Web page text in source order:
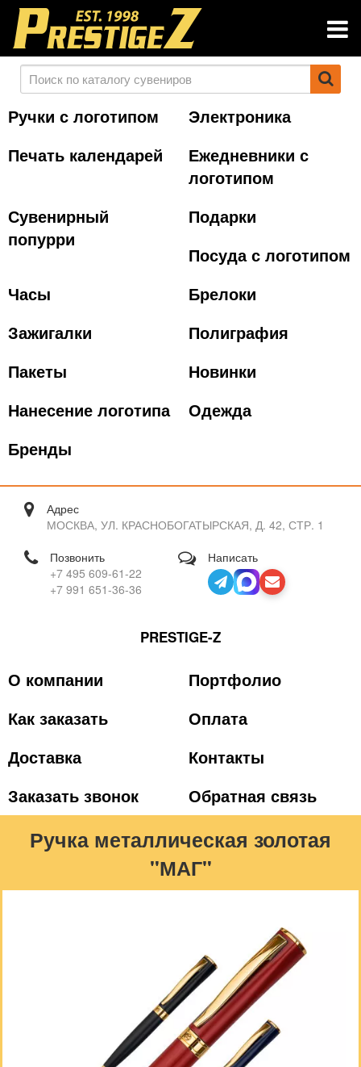
Ручки с логотипом
Электроника
Печать календарей
Ежедневники с
логотипом
Сувенирный
попурри
Подарки
Посуда с логотипом
Часы
Брелоки
Зажигалки
Полиграфия
Пакеты
Новинки
Нанесение логотипа
Одежда
Бренды
Адрес
МОСКВА, УЛ. КРАСНОБОГАТЫРСКАЯ, Д. 42, СТР. 1
Позвонить
+7 495 609-61-22
+7 991 651-36-36
Написать
PRESTIGE-Z
О компании
Портфолио
Как заказать
Оплата
Доставка
Контакты
Заказать звонок
Обратная связь
Ручка металлическая золотая
"МАГ"